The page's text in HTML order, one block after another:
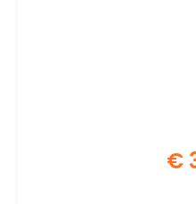
€